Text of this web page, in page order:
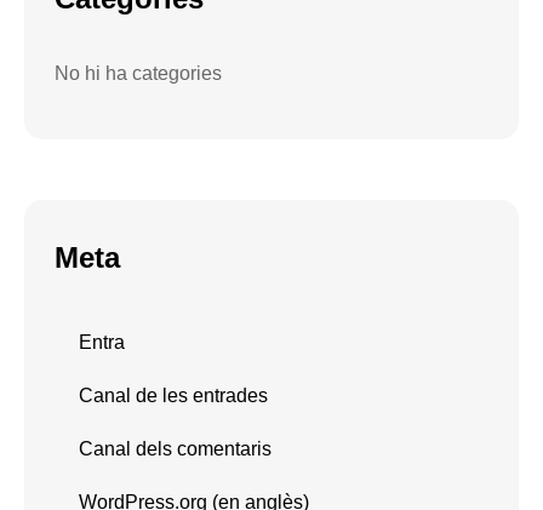
No hi ha categories
Meta
Entra
Canal de les entrades
Canal dels comentaris
WordPress.org (en anglès)